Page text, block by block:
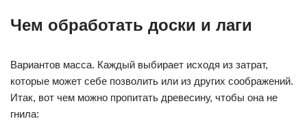
Чем обработать доски и лаги
Вариантов масса. Каждый выбирает исходя из затрат,
которые может себе позволить или из других соображений.
Итак, вот чем можно пропитать древесину, чтобы она не
гнила: